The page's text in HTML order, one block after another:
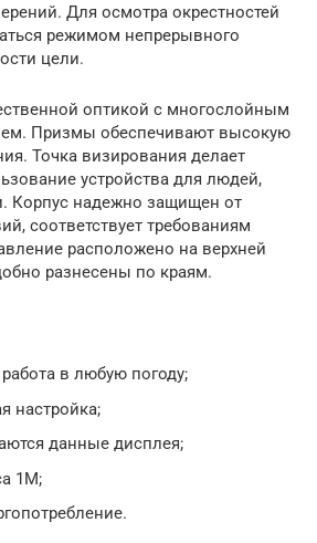
Для осмотра окрестностей
режимом непрерывного
цели.
оптикой с многослойным
Призмы обеспечивают высокую
Точка визирования делает
устройства для людей,
Корпус надежно защищен от
соответствует требованиям
расположено на верхней
разнесены по краям.
в любую погоду;
настройка;
данные дисплея;
1М;